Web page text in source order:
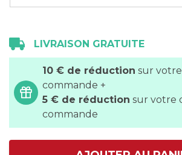
LIVRAISON GRATUITE
10 € de réduction sur
commande +
5 € de réduction sur votre
commande